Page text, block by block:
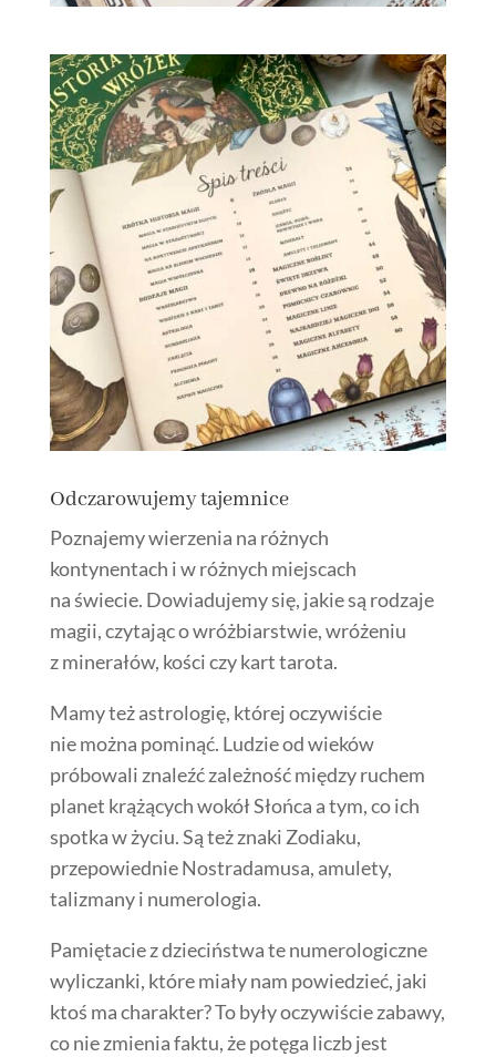
Odczarowujemy tajemnice
Poznajemy wierzenia na różnych
kontynentach i w różnych miejscach
na świecie. Dowiadujemy się, jakie są rodzaje
magii, czytając o wróżbiarstwie, wróżeniu
z minerałów, kości czy kart tarota.
Mamy też astrologię, której oczywiście
nie można pominąć. Ludzie od wieków
próbowali znaleźć zależność między ruchem
planet krążących wokół Słońca a tym, co ich
spotka w życiu. Są też znaki Zodiaku,
przepowiednie Nostradamusa, amulety,
talizmany i numerologia.
Pamiętacie z dzieciństwa te numerologiczne
wyliczanki, które miały nam powiedzieć, jaki
ktoś ma charakter? To były oczywiście zabawy,
co nie zmienia faktu, że potęga liczb jest